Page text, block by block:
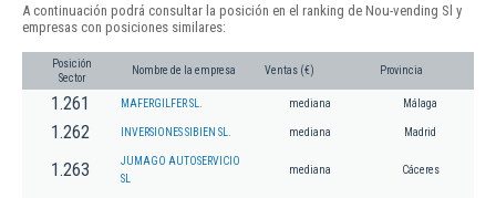
A continuación podrá consultar la posición en el ranking de Nou-vending Sl y
empresas con posiciones similares:
Posición
Sector
Nombre de la empresa Ventas (€) Provincia
1.261 MAFERGILFER SL. mediana Málaga
1.262 INVERSIONES SIBIEN SL. mediana Madrid
1.263
JUMAGO AUTOSERVICIO
SL
mediana Cáceres